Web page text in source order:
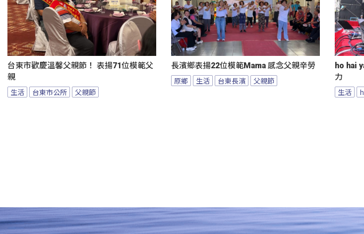
台東市歡慶溫馨父親節！ 表揚71位模範父
親
生活 台東市公所 父親節
長濱鄉表揚22位模範Mama 感念父親辛勞
原鄉 生活 台東長濱 父親節
ho hai
力
生活